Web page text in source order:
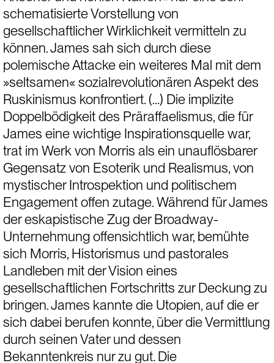
schematisierte Vorstellung von
gesellschaftlicher Wirklichkeit vermitteln zu
können. James sah sich durch diese
polemische Attacke ein weiteres Mal mit dem
»seltsamen« sozialrevolutionären Aspekt des
Ruskinismus konfrontiert. (…) Die implizite
Doppelbödigkeit des Präraffaelismus, die für
James eine wichtige Inspirationsquelle war,
trat im Werk von Morris als ein unauflösbarer
Gegensatz von Esoterik und Realismus, von
mystischer Introspektion und politischem
Engagement offen zutage. Während für James
der eskapistische Zug der Broadway-
Unternehmung offensichtlich war, bemühte
sich Morris, Historismus und pastorales
Landleben mit der Vision eines
gesellschaftlichen Fortschritts zur Deckung zu
bringen. James kannte die Utopien, auf die er
sich dabei berufen konnte, über die Vermittlung
durch seinen Vater und dessen
Bekanntenkreis nur zu gut. Die